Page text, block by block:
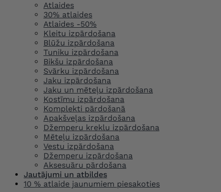
Atlaides
30% atlaides
Atlaides -50%
Kleitu izpārdošana
Blūžu izpārdošana
Tuniku izpārdošana
Bikšu izpārdošana
Svārku izpārdošana
Jaku izpārdošana
Jaku un mēteļu izpārdošana
Kostīmu izpārdošana
Komplekti pārdošanā
Apakšveļas izpārdošana
Džemperu kreklu izpārdošana
Mēteļu izpārdošana
Vestu izpārdošana
Džemperu izpārdošana
Aksesuāru pārdošana
Jautājumi un atbildes
10 % atlaide jaunumiem piesakoties